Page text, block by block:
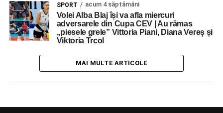
SPORT acum 4 săptămâni
Volei Alba Blaj își va afla miercuri
adversarele din Cupa CEV | Au rămas
„piesele grele” Vittoria Piani, Diana Vereș și
Viktoria Trcol
MAI MULTE ARTICOLE